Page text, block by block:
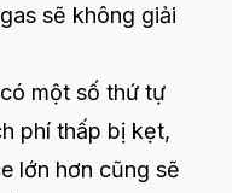
sẽ không giải
một số thứ tự
phí thấp bị kẹt,
lớn hơn cũng sẽ